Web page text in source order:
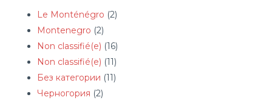
Le Monténégro (2)
Montenegro (2)
Non classifié(e) (16)
Non classifié(e) (11)
Без категории (11)
Черногория (2)